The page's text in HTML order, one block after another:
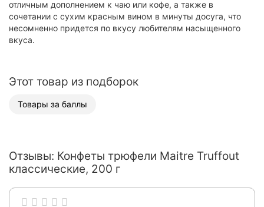
отличным дополнением к чаю или кофе, а также в
сочетании с сухим красным вином в минуты досуга, что
несомненно придется по вкусу любителям насыщенного
вкуса.
Этот товар из подборок
Товары за баллы
Отзывы: Конфеты трюфели Maitre Truffout
классические, 200 г